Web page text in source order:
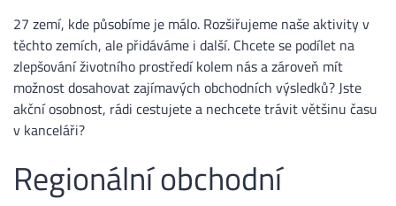
27 zemí, kde působíme je málo. Rozšiřujeme naše aktivity v
těchto zemích, ale přidáváme i další. Chcete se podílet na
zlepšování životního prostředí kolem nás a zároveň mít
možnost dosahovat zajímavých obchodních výsledků? Jste
akční osobnost, rádi cestujete a nechcete trávit většinu času
v kanceláři?
Regionální obchodní